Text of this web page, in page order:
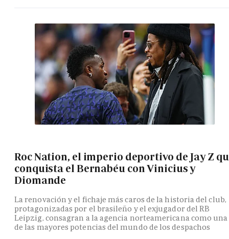
Roc Nation, el imperio deportivo de Jay Z
conquista el Bernabéu con Vinicius y
Diomande
La renovación y el fichaje más caros de la historia del club,
protagonizadas por el brasileño y el exjugador del RB
Leipzig, consagran a la agencia norteamericana como una
de las mayores potencias del mundo de los despachos